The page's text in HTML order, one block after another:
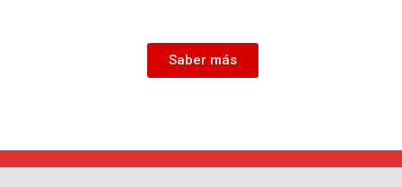
Saber más